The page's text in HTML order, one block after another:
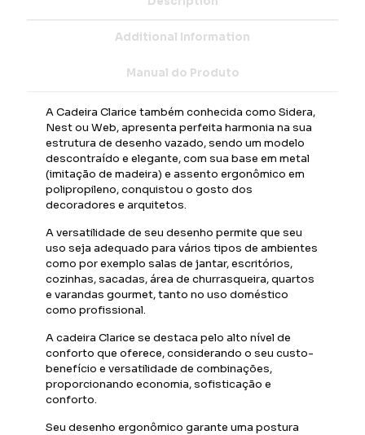
Additional Information
Manual do Produto
A Cadeira Clarice também conhecida como Sidera,
Nest ou Web, apresenta perfeita harmonia na sua
estrutura de desenho vazado, sendo um modelo
descontraído e elegante, com sua base em metal
(imitação de madeira) e assento ergonômico em
polipropileno, conquistou o gosto dos
decoradores e arquitetos.
A versatilidade de seu desenho permite que seu
uso seja adequado para vários tipos de ambientes
como por exemplo salas de jantar, escritórios,
cozinhas, sacadas, área de churrasqueira, quartos
e varandas gourmet, tanto no uso doméstico
como profissional.
A cadeira Clarice se destaca pelo alto nível de
conforto que oferece, considerando o seu custo-
benefício e versatilidade de combinações,
proporcionando economia, sofisticação e
conforto.
Seu desenho ergonômico garante uma postura